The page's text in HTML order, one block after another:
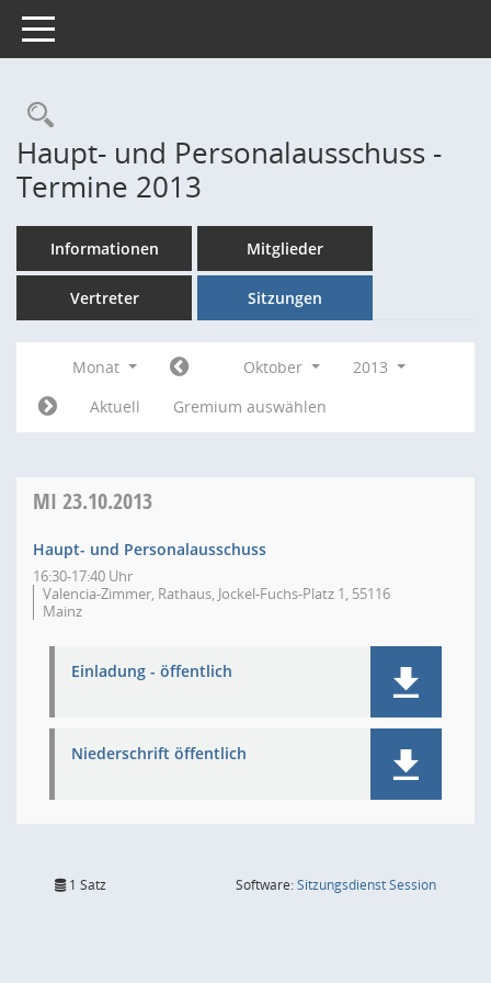
Toggle navigation
Rechercheauswahl
Haupt- und Personalausschuss -
Termine 2013
Informationen Mitglieder
Vertreter Sitzungen
Monat Oktober
2013
Aktuell
Gremium auswählen
MI 23.10.2013
Haupt- und Personalausschuss
16:30-17:40 Uhr
Valencia-Zimmer, Rathaus, Jockel-Fuchs-Platz 1, 55116
Mainz
Einladung - öffentlich
Niederschrift öffentlich
1 Satz Software:SitzungsdienstSession(Wird in